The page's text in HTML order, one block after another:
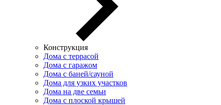
Конструкция
Дома с террасой
Дома с гаражом
Дома с баней/сауной
Дома для узких участков
Дома на две семьи
Дома с плоской крышей